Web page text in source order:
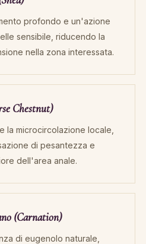
profondo e un'azione
sensibile, riducendo la
nella zona interessata.
Chestnut)
la microcircolazione locale,
di pesantezza e
dell'area anale.
(Carnation)
di eugenolo naturale,